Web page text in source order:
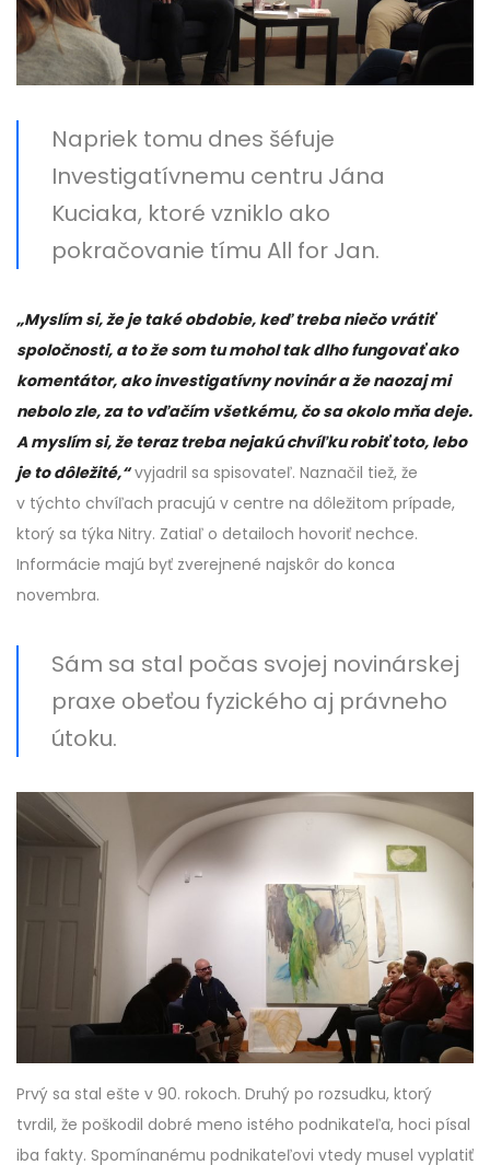
Napriek tomu dnes šéfuje
Investigatívnemu centru Jána
Kuciaka, ktoré vzniklo ako
pokračovanie tímu All for Jan.
„Myslím si, že je také obdobie, keď treba niečo vrátiť
spoločnosti, a to že som tu mohol tak dlho fungovať ako
komentátor, ako investigatívny novinár a že naozaj mi
nebolo zle, za to vďačím všetkému, čo sa okolo mňa deje.
A myslím si, že teraz treba nejakú chvíľku robiť toto, lebo
je to dôležité,“vyjadril sa spisovateľ. Naznačil tiež, že
v týchto chvíľach pracujú v centre na dôležitom prípade,
ktorý sa týka Nitry. Zatiaľ o detailoch hovoriť nechce.
Informácie majú byť zverejnené najskôr do konca
novembra.
Sám sa stal počas svojej novinárskej
praxe obeťou fyzického aj právneho
útoku.
Prvý sa stal ešte v 90. rokoch. Druhý po rozsudku, ktorý
tvrdil, že poškodil dobré meno istého podnikateľa, hoci písal
iba fakty. Spomínanému podnikateľovi vtedy musel vyplatiť